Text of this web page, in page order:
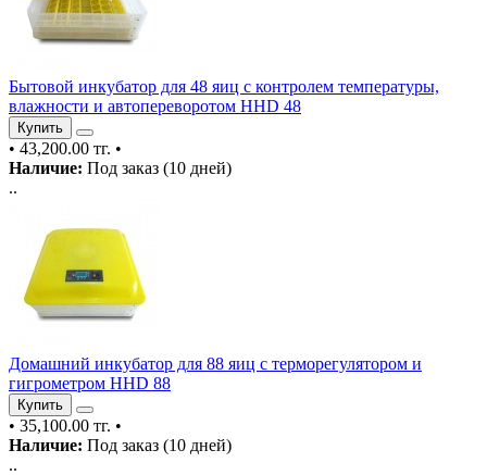
Бытовой инкубатор для 48 яиц с контролем температуры,
влажности и автопереворотом HHD 48
Купить
• 43,200.00 тг. •
Наличие: Под заказ (10 дней)
..
Домашний инкубатор для 88 яиц с терморегулятором и
гигрометром HHD 88
Купить
• 35,100.00 тг. •
Наличие: Под заказ (10 дней)
..